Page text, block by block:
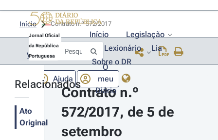
Jornal Oficial
da República
Portuguesa
Início
Legislação
Lexionário
Lia
Sobre o DR
Ajuda
O
meu
Diário
Início
Voltar
Relacionados
Ato
Original
Contrato n.º
572/2017, de 5 de
setembro